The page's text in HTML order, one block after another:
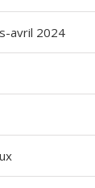
avril 2024